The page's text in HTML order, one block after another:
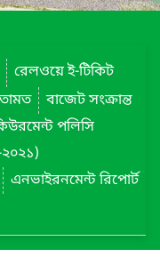
রেলওয়ে ই-টিকিট
বাজেট সংক্রান্ত
পলিসি
এনভাইরনমেন্ট রিপোর্ট